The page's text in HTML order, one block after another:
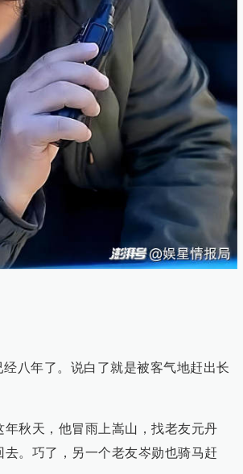
八年了。说白了就是被客气地赶出长
秋天，他冒雨上嵩山，找老友元丹
。巧了，另一个老友岑勋也骑马赶